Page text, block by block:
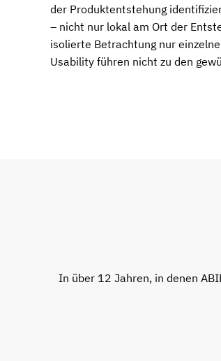
der Produktentstehung
– nicht nur lokal am Ort der
isolierte Betrachtung nur
Usability führen nicht zu den
In über 12 Jahren, in denen